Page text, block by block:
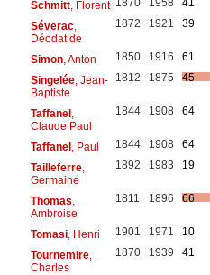
Schmitt, Florent 1870 1958
41
Séverac,
Déodat de
1872 1921 39
Simon, Anton 1850 1916
61
Singelée, Jean-
Baptiste
1812 1875 45
Taffanel,
Claude Paul
1844 1908 64
Taffanel, Paul 1844 1908
64
Tailleferre,
Germaine
1892 1983 19
Thomas
Ambroise
1811 1896 66
Tomasi, Henri 1901 1971
10
Tournemire,
Charles
1870 1939 41